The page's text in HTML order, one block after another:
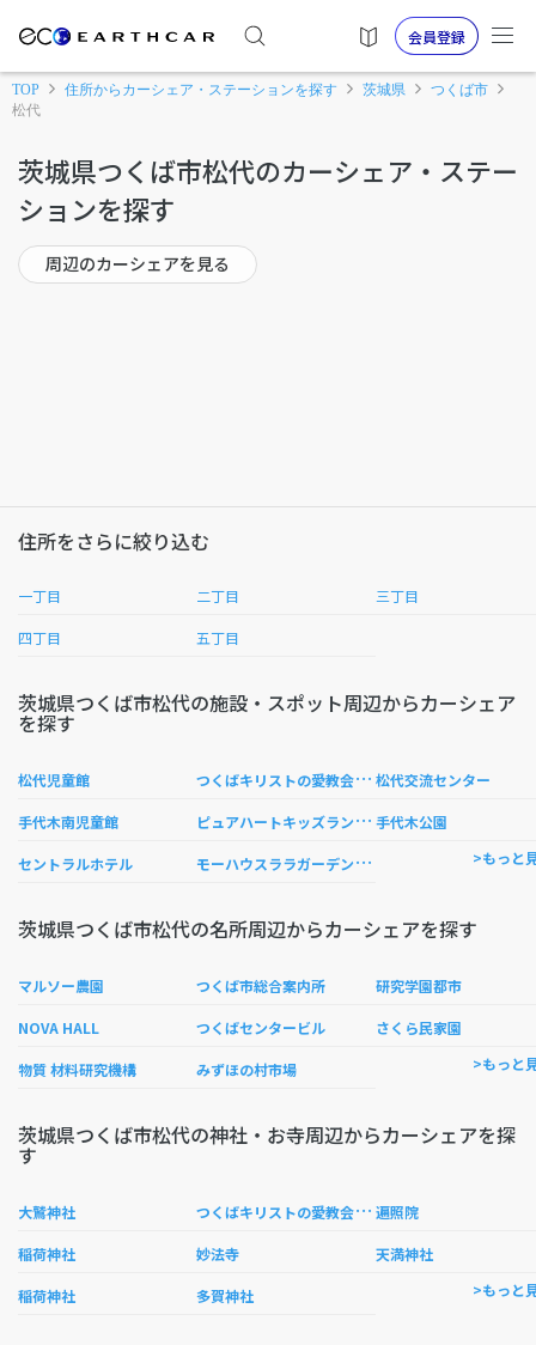
会員登録
TOP 住所からカーシェア・ステーションを探す 茨城県
つくば市
松代
茨城県つくば市松代のカーシェア・ステー
ションを探す
周辺のカーシェアを見る
住所をさらに絞り込む
一丁目 二丁目 三丁目
四丁目 五丁目
茨城県つくば市松代の施設・スポット周辺からカーシェア
を探す
松代児童館 つ
くばキリストの愛教会 （츠쿠바 그리스도의 사랑 교회） 松代交流センター
手代木南児童館 ピ
ュアハートキッズランドLALAガーデンつくば 手代木公園
セントラルホテル モ
ーハウスララガーデンつくばショップ >もっと
茨城県つくば市松代の名所周辺からカーシェアを探す
マルソー農園 つくば市総合案内所 研究学園都市
NOVA HALL つくばセンタービル さくら民家園
物質 材料研究機構 みずほの村市場 >もっと
茨城県つくば市松代の神社・お寺周辺からカーシェアを探
す
大鷲神社 つ
くばキリストの愛教会 （츠쿠바 그리스도의 사랑 교회） 遍照院
稲荷神社 妙法寺 天満神社
稲荷神社 多賀神社 >もっと